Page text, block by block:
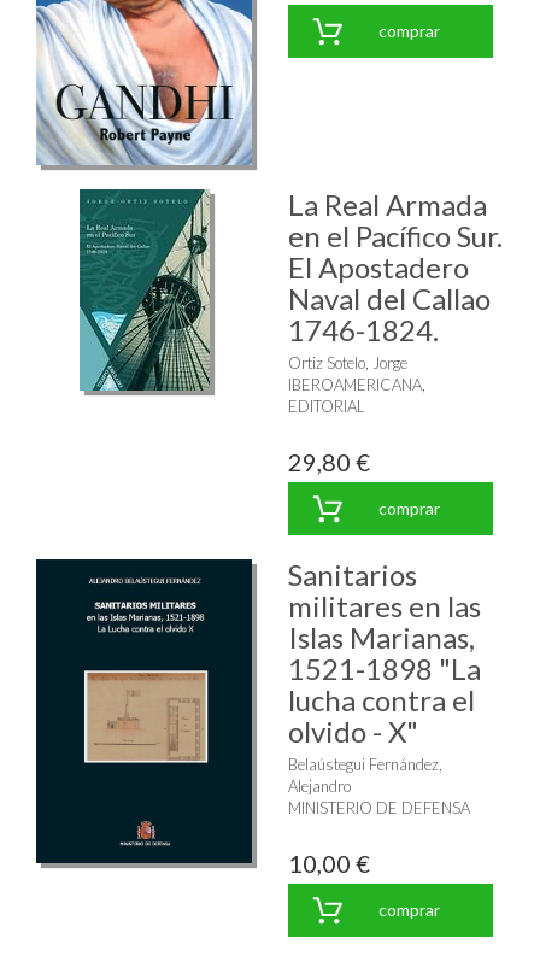
comprar
La Real Armada
en el Pacífico Sur.
El Apostadero
Naval del Callao
1746-1824.
Ortiz Sotelo, Jorge
IBEROAMERICANA,
EDITORIAL
29,80 €
comprar
Sanitarios
militares en las
Islas Marianas,
1521-1898 "La
lucha contra el
olvido - X"
Belaústegui Fernández,
Alejandro
MINISTERIO DE DEFENSA
10,00 €
comprar